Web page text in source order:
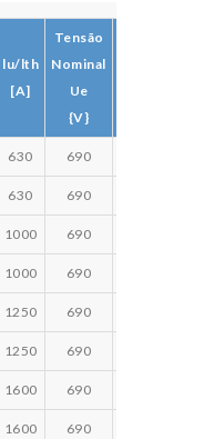
lu/lth
[A]
Tensão
Nominal
Ue
{V}
630 690
630 690
1000 690
1000 690
1250 690
1250 690
1600 690
1600 690